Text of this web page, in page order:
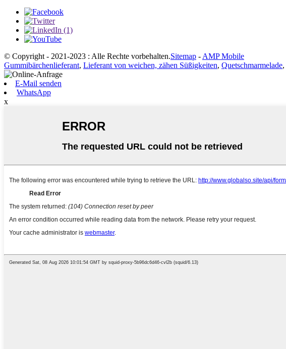
© Copyright - 2021-2023 : Alle Rechte vorbehalten.Sitemap - AMP Mobile
Gummibärchenlieferant, Lieferant von weichen, zähen Süßigkeiten, Quetschmarmelade,
E-Mail senden
WhatsApp
x